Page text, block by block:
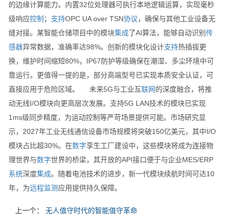
的边缘计算能力。内置32位处理器可执行本地逻辑运算，实现毫秒
级响应控制 ； 支持OPC UA over TSN协议，确保与其他工业设备无
缝对接。某智能仓储项目中的模块集成了AI算法，能够自动识别 传
感器异常数据，准确率达98%。创新的模块化设计支持热插拔更
换，维护时间缩短80%，IP67防护等级确保在潮湿、多尘环境中可
靠运行。更值得一提的是，部分高端型号已实现本质安全认证，可
直接应用于危险区域。 未来5G与工业互联网的深度融合，将推
动无线I/O模块向更高层次发展。支持5G LAN技术的模块已实现
1ms级同步精度，为运动控制等严苛场景提供可能。市场研究显
示，2027年工业无线通信设备市场规模将突破150亿美元，其中I/O
模块占比超30%。在数字孪生工厂建设中，这些模块将成为连接物
理世界与数字世界的桥梁，其开放的API接口便于与企业MES/ERP
系统深度集成。随着电池技术的进步，新一代模块续航时间可达10
年，为远程监测 应用提供持久保障。
上一个：
无人值守时代的智能值守革命